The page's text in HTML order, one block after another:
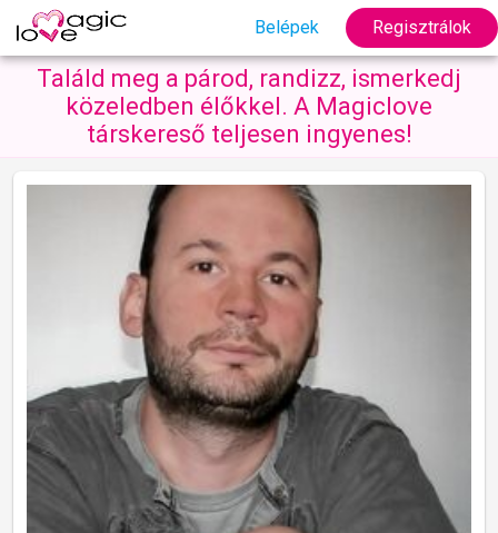
Belépek Regisztrálok
Találd meg a párod, randizz, ismerkedj
közeledben élőkkel. A Magiclove
társkereső teljesen ingyenes!